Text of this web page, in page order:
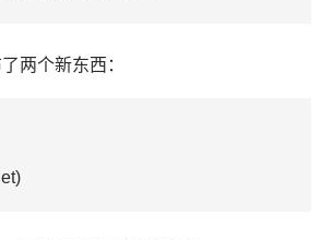
两个新东西：